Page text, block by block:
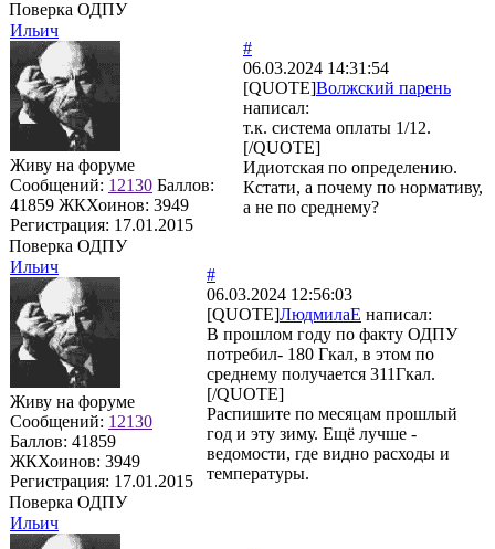
Поверка ОДПУ
Ильич
Живу на форуме
Сообщений: 12130 Баллов:
41859 ЖКХоинов: 3949
Регистрация: 17.01.2015
#
06.03.2024 14:31:54
[QUOTE]Волжский парень
написал:
т.к. система оплаты 1/12.
[/QUOTE]
Идиотская по определению.
Кстати, а почему по нормативу,
а не по среднему?
Поверка ОДПУ
Ильич
Живу на форуме
Сообщений: 12130
Баллов: 41859
ЖКХоинов: 3949
Регистрация: 17.01.2015
#
06.03.2024 12:56:03
[QUOTE]ЛюдмилаЕ написал:
В прошлом году по факту ОДПУ
потребил- 180 Гкал, в этом по
среднему получается 311Гкал.
[/QUOTE]
Распишите по месяцам прошлый
год и эту зиму. Ещё лучше -
ведомости, где видно расходы и
температуры.
Поверка ОДПУ
Ильич